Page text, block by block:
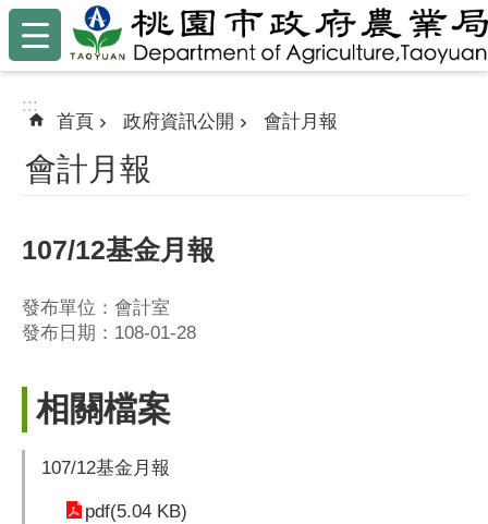
跳到主要內容區塊
:::
:::
首頁 政府資訊公開 會計月報
會計月報
107/12基金月報
發布單位：會計室
發布日期：108-01-28
相關檔案
107/12基金月報
pdf(5.04 KB)